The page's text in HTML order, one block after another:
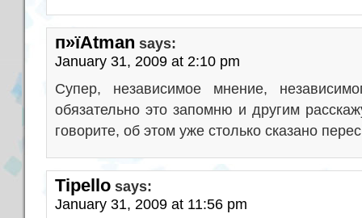
п»їAtman says:
January 31, 2009 at 2:10 pm
Супер, независимое мнение,
обязательно это запомню и другим
говорите, об этом уже столько сказано
Tipello says:
January 31, 2009 at 11:56 pm